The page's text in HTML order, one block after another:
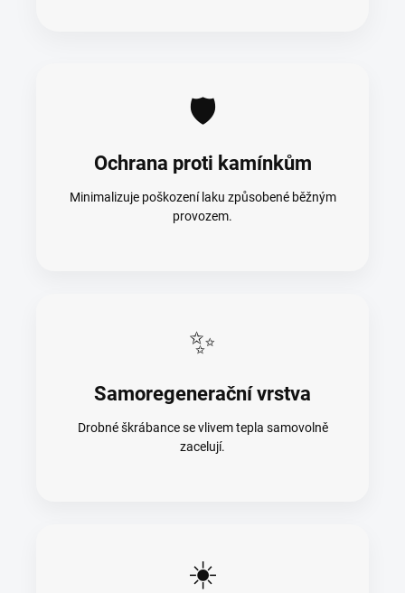
🛡️
Ochrana proti kamínkům
Minimalizuje poškození laku způsobené běžným
provozem.
✨
Samoregenerační vrstva
Drobné škrábance se vlivem tepla samovolně
zacelují.
☀️